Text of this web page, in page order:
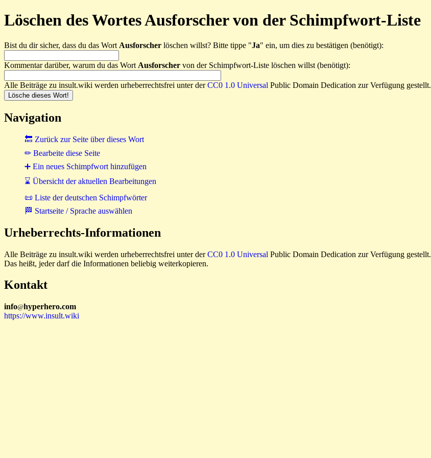
Löschen des Wortes Ausforscher von der Schimpfwort-Liste
Bist du dir sicher, dass du das Wort Ausforscher löschen willst? Bitte tippe "Ja" ein, um dies zu bestätigen (benötigt):
Kommentar darüber, warum du das Wort Ausforscher von der Schimpfwort-Liste löschen willst (benötigt):
Alle Beiträge zu insult.wiki werden urheberrechtsfrei unter derCC0 1.0 Universal Public Domain Dedication zur Verfügung gestellt.
Navigation
🔙 Zurück zur Seite über dieses Wort
✏ Bearbeite diese Seite
➕ Ein neues Schimpfwort hinzufügen
⌛ Übersicht der aktuellen Bearbeitungen
📜 Liste der deutschen Schimpfwörter
🏁 Startseite / Sprache auswählen
Urheberrechts-Informationen
Alle Beiträge zu insult.wiki werden urheberrechtsfrei unter derCC0 1.0 Universal Public Domain Dedication zur Verfügung gestellt.
Das heißt, jeder darf die Informationen beliebig weiterkopieren.
Kontakt
info@hyperhero.com
https://www.insult.wiki